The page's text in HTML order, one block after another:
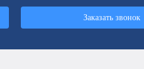
Заказать звонок